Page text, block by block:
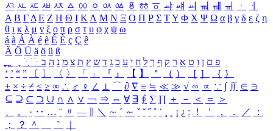
ㅺ ㅻ ㅼ ㅽ ㅾ ㅿ ㆀ ㆁ ㆂ ㆃ ㆄ ㆅ ㆆ ㆇ ㆈ ㆉ ㆊ ㆋ ㆌ ㆍ
ㆎ
Α Β ΓΔ Ε Ζ Η Θ Ι ΚΛ Μ Ν Ξ Ο Π Ρ Σ ΤΥ Φ Χ Ψ Ω α β γ δ ε ζ η
θ ι κ λ μ ν ξ ο π ρ σ τ υ φ χ ψ ω
á à Á À é è É È ç Ç ê
Ä Ö Ü ä ö ü ß
ִֶֹ ֻּ ׁׂ פ ם ן ו ט א ר ק ף ך ל ח י ע כ ג ד ש ץ ת צ מ נ ה ב
‘ ’ “ ” 〔 〕 〈 〉 「 」 『 』 【 】 ＂ （ ） ［ ］ ｛ ｝
± × ÷ ≠ ≤ ≥ ∞ ∴ ♂ ♀ ∠ ⊥ ⌒ ∂ ∇ ≡ ≒ ≪ ≫ √ ∽ ∝ ∵ ∫ ∬ ∈ ∋
⊆ ⊇ ⊂ ⊃ ∪ ∩ ∧ ∨ ￢ ⇒ ⇔ ∀ ∃ ∮ ∑ ∏ ＋ － ＜ ＝
＞
、
。 · ‥ … ¨ 〃 ― ＼ ∼ ´ ～ ˇ ˘ ˝ ˚ ˙ ¸ ¡ ¿ ː ！ ＇ ， ． ／
：
；
？ ＾ ｀